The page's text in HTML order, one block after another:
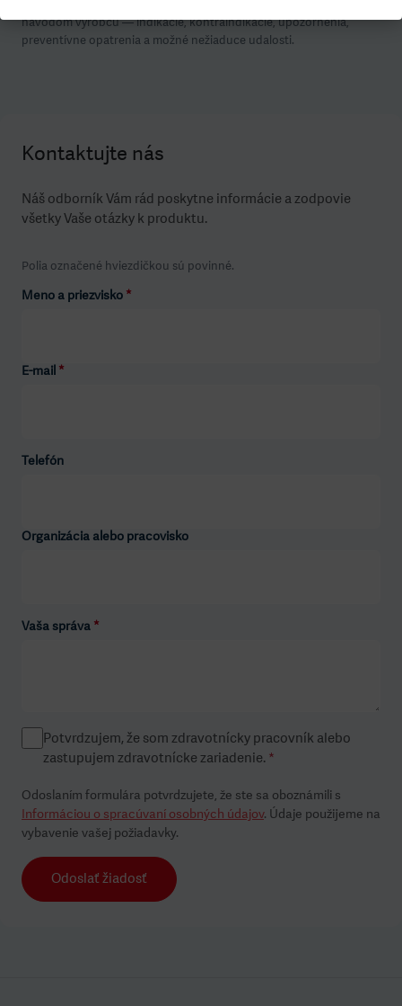
návodom výrobcu — indikácie, kontraindikácie, upozornenia,
preventívne opatrenia a možné nežiaduce udalosti.
Kontaktujte nás
Náš odborník Vám rád poskytne informácie a zodpovie
všetky Vaše otázky k produktu.
Polia označené hviezdičkou sú povinné.
Meno a priezvisko *
E-mail *
Telefón
Organizácia alebo pracovisko
Vaša správa *
Potvrdzujem, že som zdravotnícky pracovník alebo
zastupujem zdravotnícke zariadenie.*
Odoslaním formulára potvrdzujete, že ste sa oboznámili s
Informáciou o spracúvaní osobných údajov. Údaje použijeme na
vybavenie vašej požiadavky.
Odoslať žiadosť